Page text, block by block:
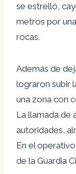
se estrelló,
metros por
rocas.
Además de
lograron subir
una zona con
La llamada de
autoridades,
En el
de la Guardia